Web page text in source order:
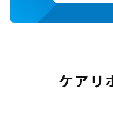
ケアリ